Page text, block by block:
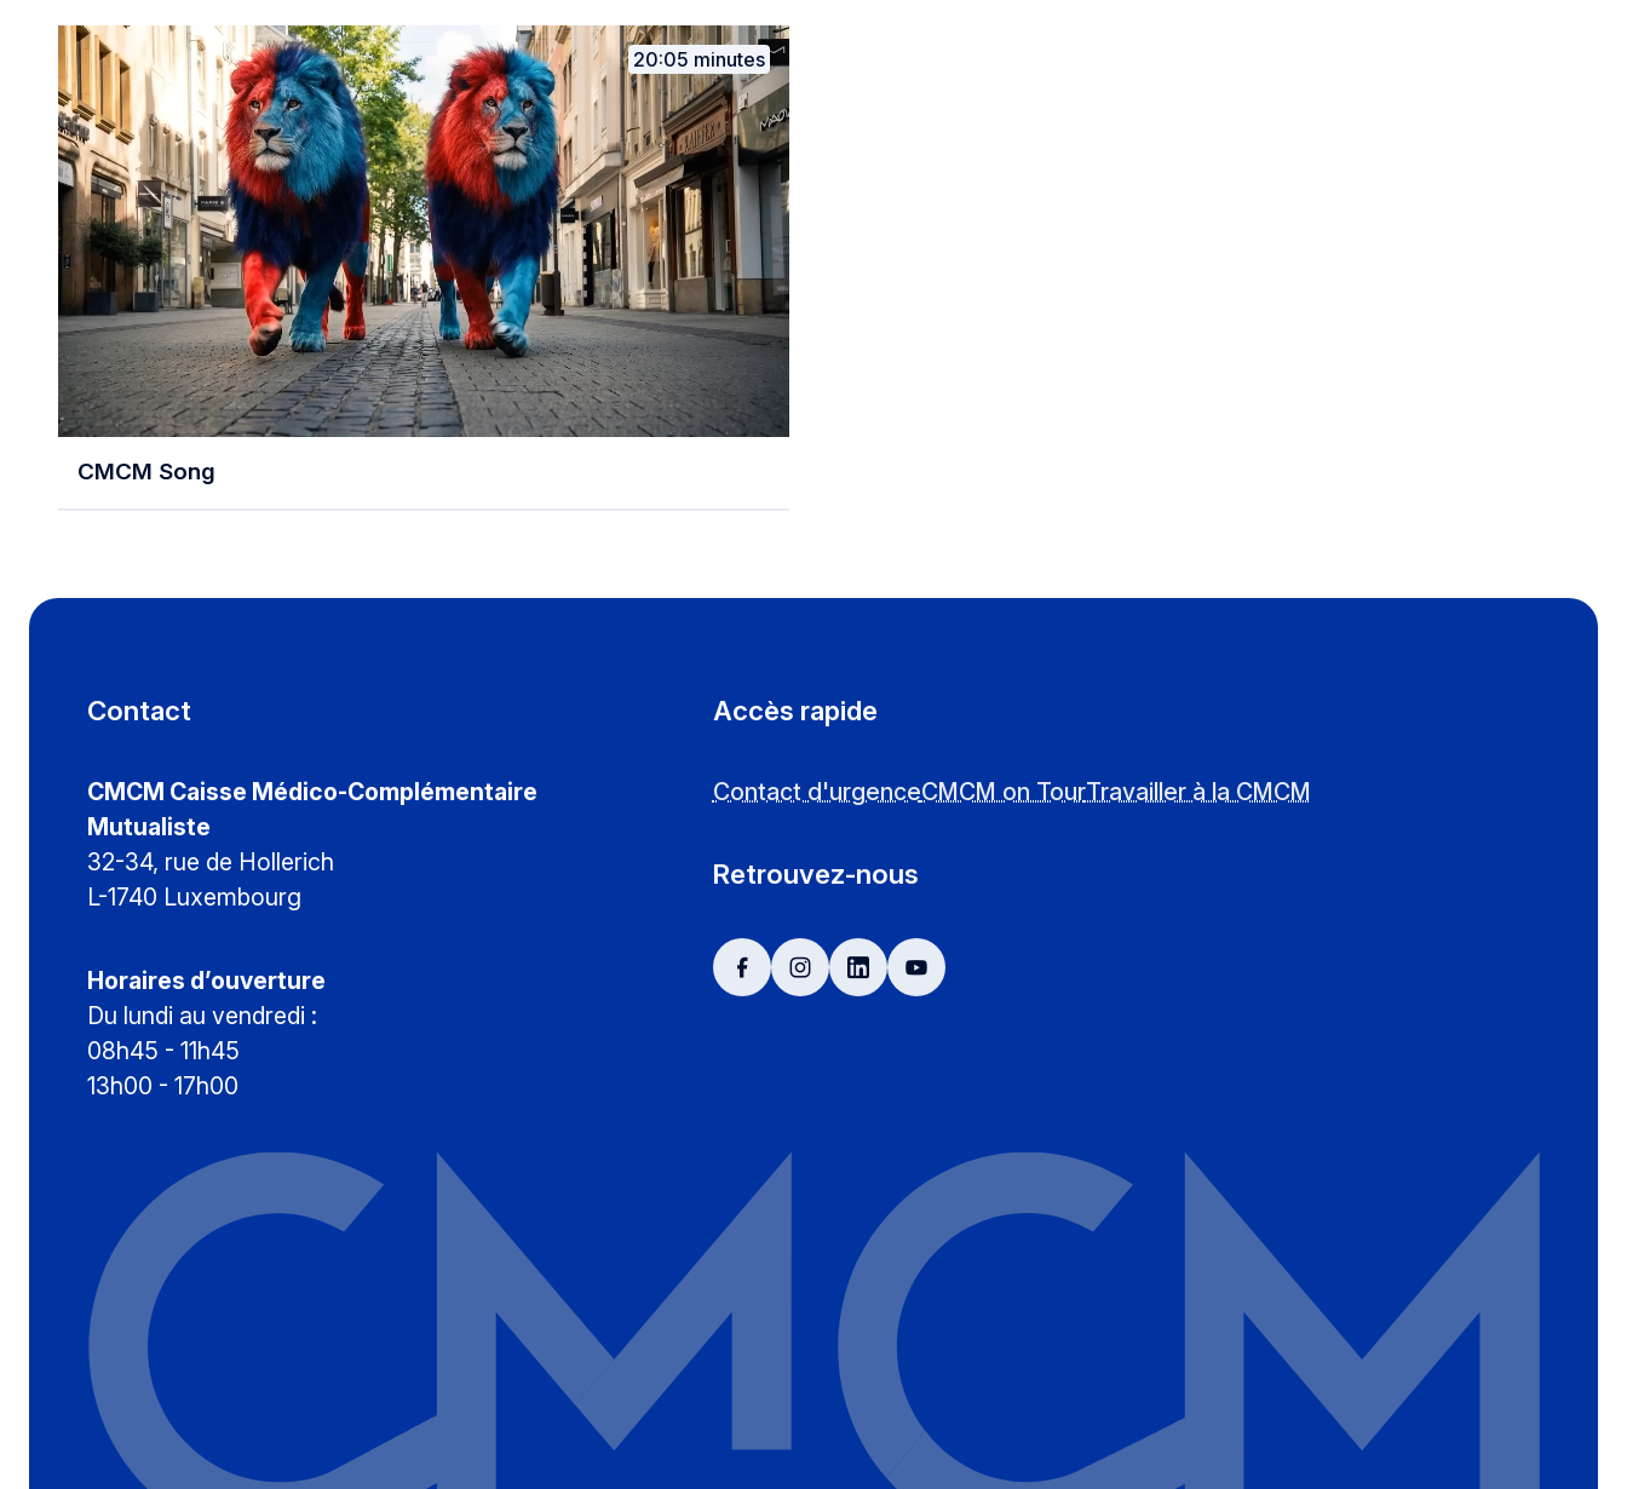
20:05 minutes
CMCM Song
Contact
CMCM Caisse Médico-Complémentaire
Mutualiste
32-34, rue de Hollerich
L-1740 Luxembourg
Horaires d’ouverture
Du lundi au vendredi :
08h45 - 11h45
13h00 - 17h00
Accès rapide
Contact d'urgenceCMCM on TourTravailler à la CMCM
Retrouvez-nous
facebookinstagram
linkedinyoutube